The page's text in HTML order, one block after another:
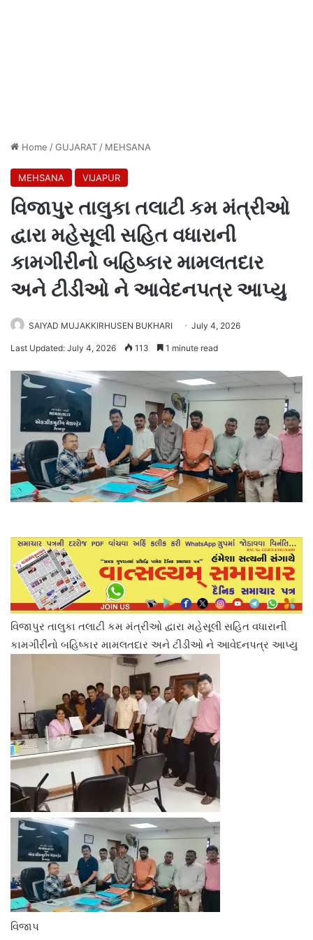
Home /GUJARAT / MEHSANA
MEHSANA VIJAPUR
વિજાપુર તાલુકા તલાટી કમ મંત્રીઓ
દ્વારા મહેસૂલી સહિત વધારાની
કામગીરીનો બહિષ્કાર મામલતદાર
અને ટીડીઓ ને આવેદનપત્ર આપ્યુ
SAIYAD MUJAKKIRHUSEN BUKHARI July 4, 2026
Last Updated: July 4, 2026 113 1 minute read
વિજાપુર તાલુકા તલાટી કમ મંત્રીઓ દ્વારા મહેસૂલી સહિત વધારાની
કામગીરીનો બહિષ્કાર મામલતદાર અને ટીડીઓ ને આવેદનપત્ર આપ્યુ
વિજાપ